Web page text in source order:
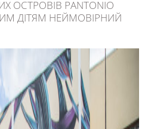
ОСТРОВІВ PANTONIO
ДІТЯМ НЕЙМОВІРНИЙ